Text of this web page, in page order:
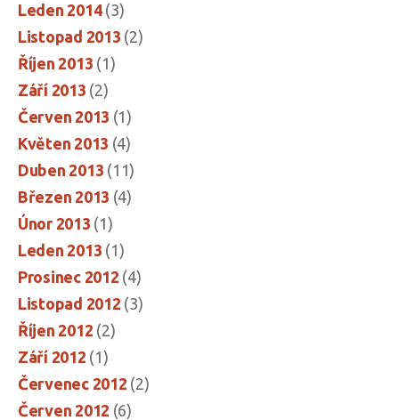
Leden 2014(3)
Listopad 2013 (2)
Říjen 2013 (1)
Září 2013 (2)
Červen 2013 (1)
Květen 2013 (4)
Duben 2013 (11)
Březen 2013 (4)
Únor 2013 (1)
Leden 2013 (1)
Prosinec 2012 (4)
Listopad 2012 (3)
Říjen 2012 (2)
Září 2012 (1)
Červenec 2012 (2)
Červen 2012 (6)